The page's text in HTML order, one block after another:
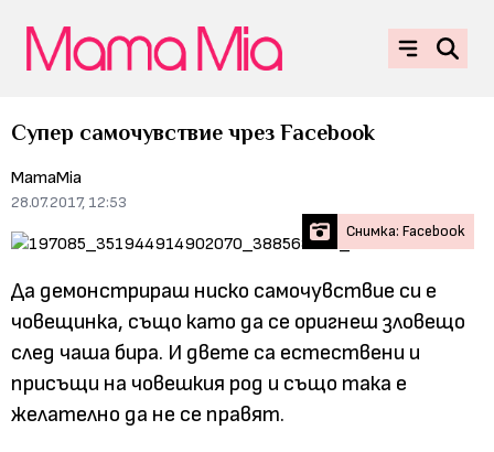
Супер самочувствие чрез Facebook
MamaMia
28.07.2017, 12:53
Снимка: Facebook
Да демонстрираш ниско самочувствие си е
човещинка, също като да се оригнеш зловещо
след чаша бира. И двете са естествени и
присъщи на човешкия род и също така е
желателно да не се правят.